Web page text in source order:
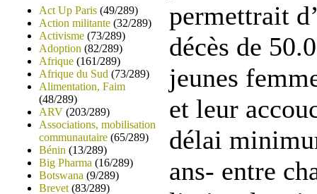
Act Up Paris (49/289)
Action militante (32/289)
Activisme (73/289)
Adoption (82/289)
Afrique (161/289)
Afrique du Sud (73/289)
Alimentation, Faim
(48/289)
ARV (203/289)
Associations, mobilisation
communautaire (65/289)
Bénin (13/289)
Big Pharma (16/289)
Botswana (9/289)
Brevet (83/289)
permettrait
décès de
jeunes
et leur
délai
ans- entre